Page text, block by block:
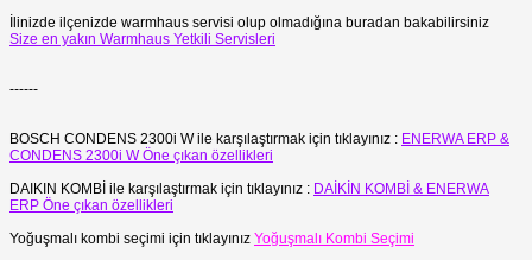
İlinizde ilçenizde warmhaus servisi olup olmadığına buradan bakabilirsiniz
Size en yakın Warmhaus Yetkili Servisleri
------
BOSCH CONDENS 2300i W ile karşılaştırmak için tıklayınız : ENERWA ERP &
CONDENS 2300i W Öne çıkan özellikleri
DAIKIN KOMBİ ile karşılaştırmak için tıklayınız : DAİKİN KOMBİ & ENERWA
ERP Öne çıkan özellikleri
Yoğuşmalı kombi seçimi için tıklayınız Yoğuşmalı Kombi Seçimi